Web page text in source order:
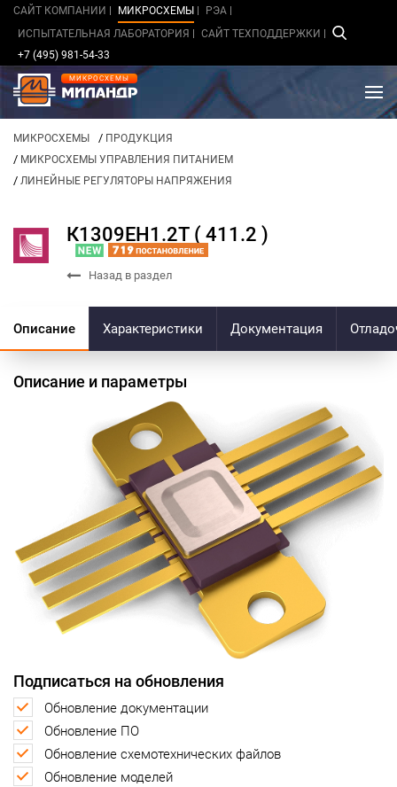
САЙТ КОМПАНИИ МИКРОСХЕМЫ
РЭА
ИСПЫТАТЕЛЬНАЯ ЛАБОРАТОРИЯ
САЙТ ТЕХПОДДЕРЖКИ
+7 (495) 981-54-33
МИКРОСХЕМЫ
МИКРОСХЕМЫ / ПРОДУКЦИЯ
/ МИКРОСХЕМЫ УПРАВЛЕНИЯ ПИТАНИЕМ
/ ЛИНЕЙНЫЕ РЕГУЛЯТОРЫ НАПРЯЖЕНИЯ
К1309ЕН1.2Т ( 411.2 )
Назад в раздел
Описание Характеристики Документация
Описание и параметры
Подписаться на обновления
Обновление документации
Обновление ПО
Обновление схемотехнических файлов
Обновление моделей